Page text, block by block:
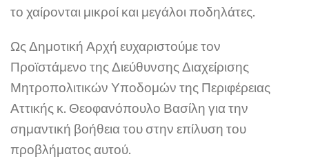
το χαίρονται μικροί και μεγάλοι ποδηλάτες.
Ως Δημοτική Αρχή ευχαριστούμε τον
Προϊστάμενο της Διεύθυνσης Διαχείρισης
Μητροπολιτικών Υποδομών της Περιφέρειας
Αττικής κ. Θεοφανόπουλο Βασίλη για την
σημαντική βοήθεια του στην επίλυση του
προβλήματος αυτού.